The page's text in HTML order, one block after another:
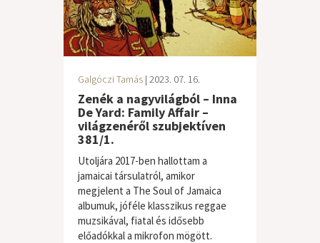
Galgóczi Tamás | 2023. 07. 16.
Zenék a nagyvilágból – Inna
De Yard: Family Affair –
világzenéről szubjektíven
381/1.
Utoljára 2017-ben hallottam a
jamaicai társulatról, amikor
megjelent a The Soul of Jamaica
albumuk, jóféle klasszikus reggae
muzsikával, fiatal és idősebb
előadókkal a mikrofon mögött.